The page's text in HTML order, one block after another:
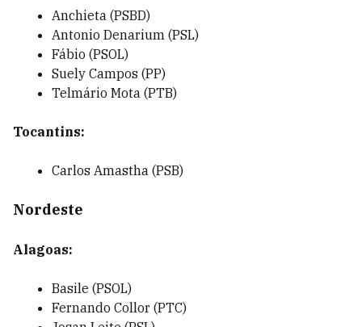
Anchieta (PSBD)
Antonio Denarium (PSL)
Fábio (PSOL)
Suely Campos (PP)
Telmário Mota (PTB)
Tocantins:
Carlos Amastha (PSB)
Nordeste
Alagoas:
Basile (PSOL)
Fernando Collor (PTC)